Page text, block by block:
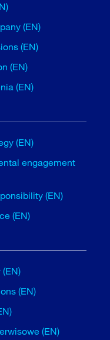
(EN)
(EN)
(EN)
(EN)
(EN)
engagement
(EN)
(EN)
(EN)
(EN)